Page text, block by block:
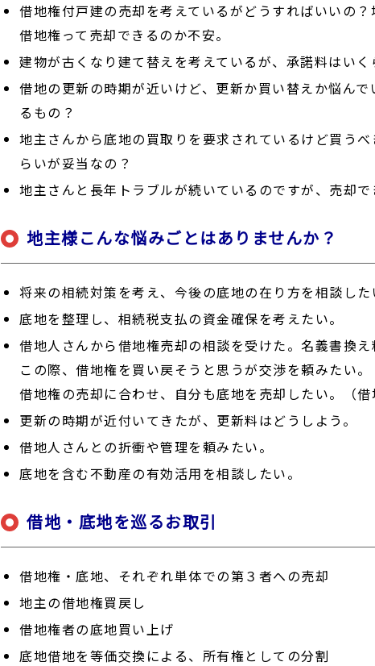
借地権付戸建の売却を考えているがどうすればいいの
借地権って売却できるのか不安。
建物が古くなり建て替えを考えているが、承諾料はいく
借地の更新の時期が近いけど、更新か買い替えか悩ん
るもの？
地主さんから底地の買取りを要求されているけど買う
らいが妥当なの？
地主さんと長年トラブルが続いているのですが、売却で
地主様こんな悩みごとはありませんか？
将来の相続対策を考え、今後の底地の在り方を相談した
底地を整理し、相続税支払の資金確保を考えたい。
借地人さんから借地権売却の相談を受けた。名義書換
この際、借地権を買い戻そうと思うが交渉を頼みたい。
借地権の売却に合わせ、自分も底地を売却したい。（借
更新の時期が近付いてきたが、更新料はどうしよう。
借地人さんとの折衝や管理を頼みたい。
底地を含む不動産の有効活用を相談したい。
借地・底地を巡るお取引
借地権・底地、それぞれ単体での第３者への売却
地主の借地権買戻し
借地権者の底地買い上げ
底地借地を等価交換による、所有権としての分割